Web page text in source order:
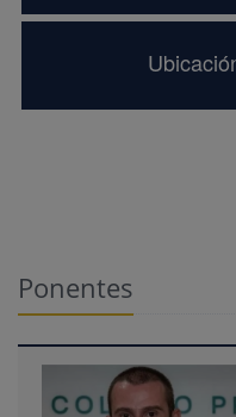
Ponentes